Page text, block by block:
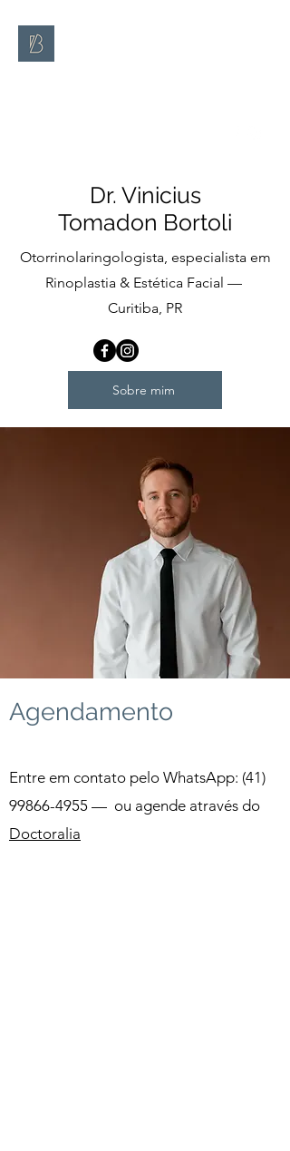
Dr. Vinicius
Tomadon Bortoli
Otorrinolaringologista, especialista em
Rinoplastia & Estética Facial —
Curitiba, PR
Sobre mim
Agendamento
Entre em contato pelo WhatsApp: (41)
99866-4955 — ou agende através do
Doctoralia